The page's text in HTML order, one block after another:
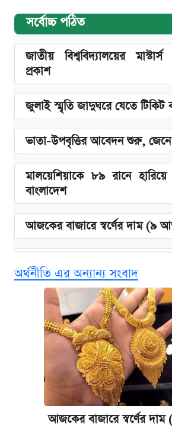
সর্বোচ্চ পঠিত
জাতীয় বিশ্ববিদ্যালয়ের
প্রকাশ
জুলাই স্মৃতি জাদুঘরে যেতে টিকিট
ভাতা-উপবৃত্তির আবেদন শুরু, জেনে
মালয়েশিয়াকে ৮৯ রানে
বাংলাদেশ
আজকের বাজারে স্বর্ণের দাম (৯
এক ক্লিকে জেনে নিন আইফোন
দাম ও ফিচার
এসএসসির ফল পুনঃনিরীক্ষণে
যেভাবে
নবম জাতীয় পে-স্কেল নিয়ে
পাঁচ দপ্তরে নতুন সচিব নিয়োগ দিল
অর্থনীতি এর অন্যান্য সংবাদ
আজকের বাজারে স্বর্ণের